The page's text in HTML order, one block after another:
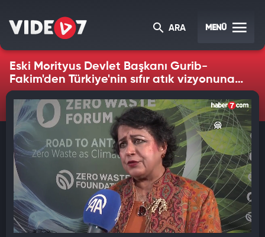
ARA MENÜ
Eski Morityus Devlet Başkanı Gurib-
Fakim'den Türkiye'nin sıfır atık vizyonuna
övgü